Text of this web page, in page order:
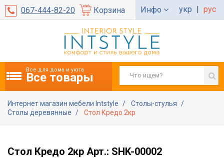
067-444-82-20 Корзина Инфо укр | рус
Все для дома и уюта
Все товары
Интернет магазин мебели Intstyle
Столы-стулья
Столы деревянные
Стол Кредо 2кр
Стол Кредо 2кр Арт.: SHK-00002